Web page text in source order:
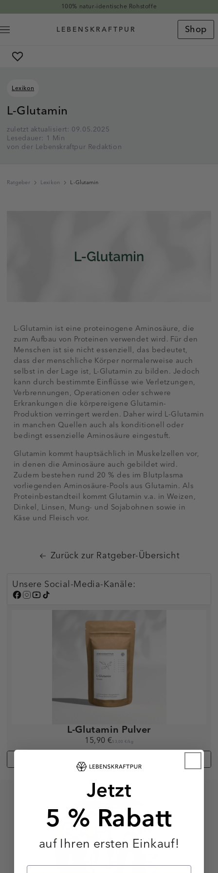
100% natur-identische Rohstoffe
Shop
Lexikon
L-Glutamin
zuletzt aktualisiert: 09.05.2025
Lesedauer: 1 Min
von der Lebenskraftpur Redaktion
Ratgeber Lexikon L-Glutamin
L-Glutamin ist eine proteinogene Aminosäure, die
zum Aufbau von Proteinen verwendet wird. Für den
Menschen ist sie nicht essenziell, das bedeutet,
dass der menschliche Körper normalerweise auch
selbst in der Lage ist, L-Glutamin zu bilden. Jedoch
kann durch bestimmte Einflüsse wie Verletzungen,
Verbrennungen, Operationen oder schwere
Erkrankungen die körpereigene Glutamin-
Produktion verringert werden. Daher wird L-Glutamin
in manchen Quellen auch als konditionell oder
bedingt essenzielle Aminosäure eingestuft.
Glutamin kommt hauptsächlich in Muskelzellen vor,
in denen die Aminosäure auch gebildet wird.
Zudem bestehen rund 20 % des im Blutplasma
vorliegenden Aminosäure-Pools aus Glutamin. Als
Proteinbestandteil kommt Glutamin v.a. in Weizen,
Dinkel, Linsen, Mung- und Sojabohnen sowie in
Käse und Fleisch vor.
Zurück zur Ratgeber-Übersicht
Unsere Social-Media-Kanäle:
L-Glutamin Pulver
15,90 €53,00 €/kg
Jetzt
5 % Rabatt
auf Ihren ersten Einkauf!